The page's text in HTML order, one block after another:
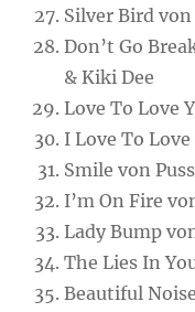
Silver Bird
Don’t Go
& Kiki Dee
Love To Love
I Love To
Smile von
I’m On Fire
Lady Bump
The Lies In
Beautiful